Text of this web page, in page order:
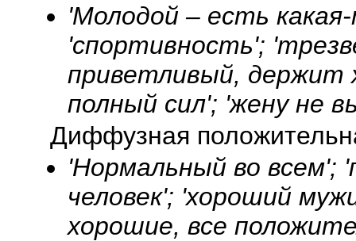
'Молодой – есть
'спортивность';
приветливый, держит
полный сил'; 'жену не
Диффузная
'Нормальный во всем';
человек'; 'хороший
хорошие, все